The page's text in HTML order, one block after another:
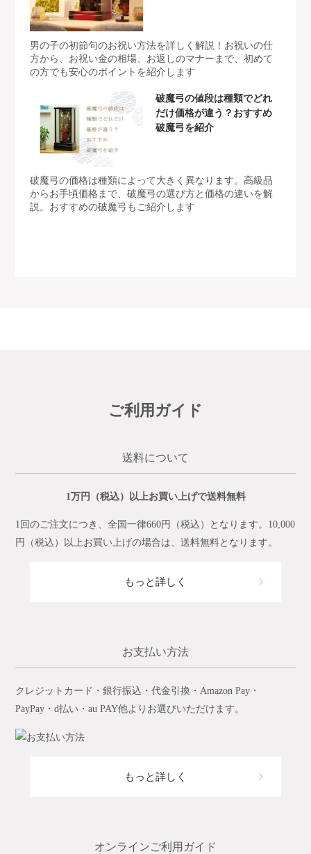
男の子の初節句のお祝い方法を詳しく解説！お祝いの仕
方から、お祝い金の相場、お返しのマナーまで、初めて
の方でも安心のポイントを紹介します
破魔弓の値段は種類でどれ
だけ価格が違う？おすすめ
破魔弓を紹介
破魔弓の価格は種類によって大きく異なります。高級品
からお手頃価格まで、破魔弓の選び方と価格の違いを解
説。おすすめの破魔弓もご紹介します
ご利用ガイド
送料について
1万円（税込）以上お買い上げで送料無料
1回のご注文につき、全国一律660円（税込）となります。10,000
円（税込）以上お買い上げの場合は、送料無料となります。
もっと詳しく
お支払い方法
クレジットカード・銀行振込・代金引換・Amazon Pay・
PayPay・d払い・au PAY他よりお選びいただけます。
もっと詳しく
オンラインご利用ガイド